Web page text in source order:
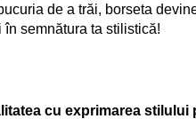
de a trăi, borseta
semnătura ta stilistică!
cu exprimarea stilului